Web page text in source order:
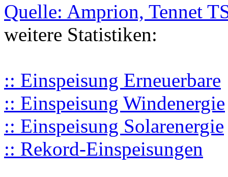
Quelle: Amprion, Tennet
weitere Statistiken:
:: Einspeisung Erneuerbare
:: Einspeisung Windenergie
:: Einspeisung Solarenergie
:: Rekord-Einspeisungen